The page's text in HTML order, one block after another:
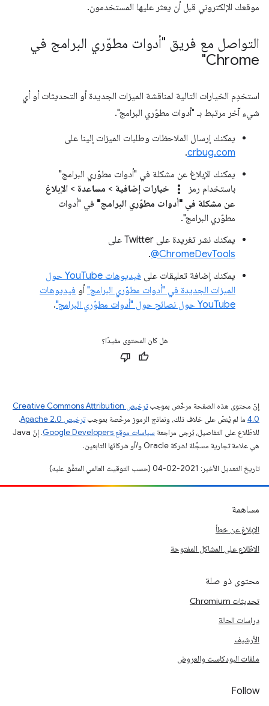
موقعك الإلكتروني قبل أن يعثر عليها المستخدمون.
التواصل مع فريق "أدوات مطوّري البرامج في
Chrome"
استخدِم الخيارات التالية لمناقشة الميزات الجديدة أو التحديثات أو أي
شيء آخر مرتبط بـ "أدوات مطوّري البرامج".
يمكنك إرسال الملاحظات وطلبات الميزات إلينا على
crbug.com
.
يمكنك الإبلاغ عن مشكلة في "أدوات مطوّري البرامج"
باستخدام رمز
more_vert خيارات إضافية > مساعدة > الإبلاغ
عن مشكلة في "أدوات مطوّري البرامج" في "أدوات
مطوّري البرامج".
يمكنك نشر تغريدة على Twitter على
‎@ChromeDevTools
.
يمكنك إضافة تعليقات على
فيديوهات YouTube حول
الميزات الجديدة في "أدوات مطوّري البرامج"أو فيديوهات
YouTube حول نصائح حول "أدوات مطوّري البرامج"
.
هل كان المحتوى مفيدًا؟
إنّ محتوى هذه الصفحة مرخّص بموجب
ترخيص Creative Commons Attribution
4.0‏ ما لم يُنصّ على خلاف ذلك، ونماذج الرموز مرخّصة بموجبترخيص Apache 2.0‏
.
للاطّلاع على التفاصيل، يُرجى مراجعة سياسات موقع Google Developers‏
. إنّ Java
هي علامة تجارية مسجَّلة لشركة Oracle و/أو شركائها التابعين.
تاريخ التعديل الأخير: 2021-02-04 (حسب التوقيت العالمي المتفَّق عليه)
مساهمة
الإبلاغ عن خطأ
الاطّلاع على المشاكل المفتوحة
محتوى ذو صلة
تحديثات Chromium
دراسات الحالة
الأرشيف
ملفات البودكاست والعروض
Follow